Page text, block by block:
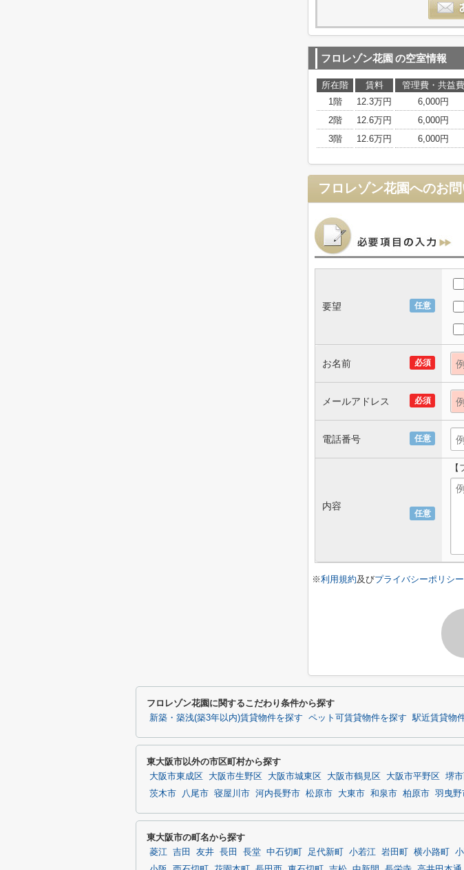
フロレゾン花園 の空室情報
所在階 賃料 管理費・共益費
1階
12.3万円 6,000円
2階
12.6万円 6,000円
3階
12.6万円 6,000円
フロレゾン花園へのお
任意
要望
必須
お名前
必須
メールアドレス
任意
電話番号
任意
内容
※利用規約及びプライバシーポリシー
フロレゾン花園に関するこだわり条件から探す
新築・築浅(築3年以内)賃貸物件を探す ペット可賃貸物件を探す 駅近賃貸物
東大阪市以外の市区町村から探す
大阪市東成区 大阪市生野区 大阪市城東区 大阪市鶴見区 大阪市平野区 堺
茨木市
八尾市 寝屋川市 河内長野市 松原市 大東市 和泉市 柏原市 羽曳野
東大阪市の町名から探す
菱江 吉田 友井 長田 長堂 中石切町 足代新町 小若江 岩田町 横小路町